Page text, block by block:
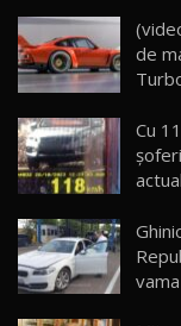
23
24
25
26
de
Cu